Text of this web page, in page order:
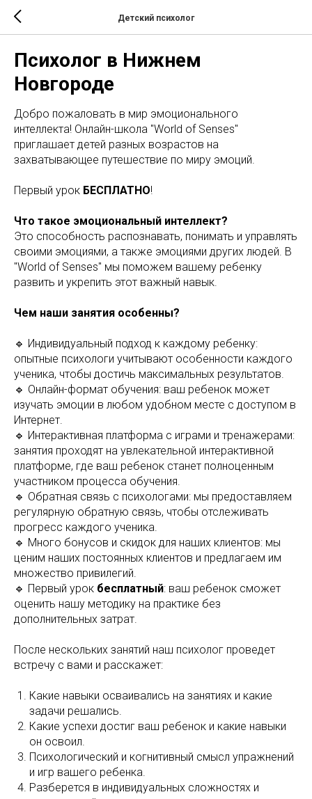
Детский психолог
Психолог в Нижнем
Новгороде
Добро пожаловать в мир эмоционального
интеллекта! Онлайн-школа "World of Senses"
приглашает детей разных возрастов на
захватывающее путешествие по миру эмоций.
Первый урок БЕСПЛАТНО!
Что такое эмоциональный интеллект?
Это способность распознавать, понимать и управлять
своими эмоциями, а также эмоциями других людей. В
"World of Senses" мы поможем вашему ребенку
развить и укрепить этот важный навык.
Чем наши занятия особенны?
🔹 Индивидуальный подход к каждому ребенку:
опытные психологи учитывают особенности каждого
ученика, чтобы достичь максимальных результатов.
🔹 Онлайн-формат обучения: ваш ребенок может
изучать эмоции в любом удобном месте с доступом в
Интернет.
🔹 Интерактивная платформа с играми и тренажерами:
занятия проходят на увлекательной интерактивной
платформе, где ваш ребенок станет полноценным
участником процесса обучения.
🔹 Обратная связь с психологами: мы предоставляем
регулярную обратную связь, чтобы отслеживать
прогресс каждого ученика.
🔹 Много бонусов и скидок для наших клиентов: мы
ценим наших постоянных клиентов и предлагаем им
множество привилегий.
🔹 Первый урок бесплатный: ваш ребенок сможет
оценить нашу методику на практике без
дополнительных затрат.
После нескольких занятий наш психолог проведет
встречу с вами и расскажет:
Какие навыки осваивались на занятиях и какие
задачи решались.
Какие успехи достиг ваш ребенок и какие навыки
он освоил.
Психологический и когнитивный смысл упражнений
и игр вашего ребенка.
Разберется в индивидуальных сложностях и